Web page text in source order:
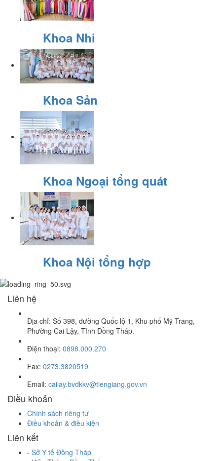
Khoa Nhi
Khoa Sản
Khoa Ngoại tổng quát
Khoa Nội tổng hợp
Liên hệ
Địa chỉ: Số 398, đường Quốc lộ 1, Khu phố Mỹ Trang,
Phường Cai Lậy, Tỉnh Đồng Tháp.
Điện thoại: 0898.000.270
Fax: 0273.3820519
Email: cailay.bvdkkv@tiengiang.gov.vn
Điều khoản
Chính sách riêng tư
Điều khoản & điều kiện
Liên kết
- Sở Y tế Đồng Tháp